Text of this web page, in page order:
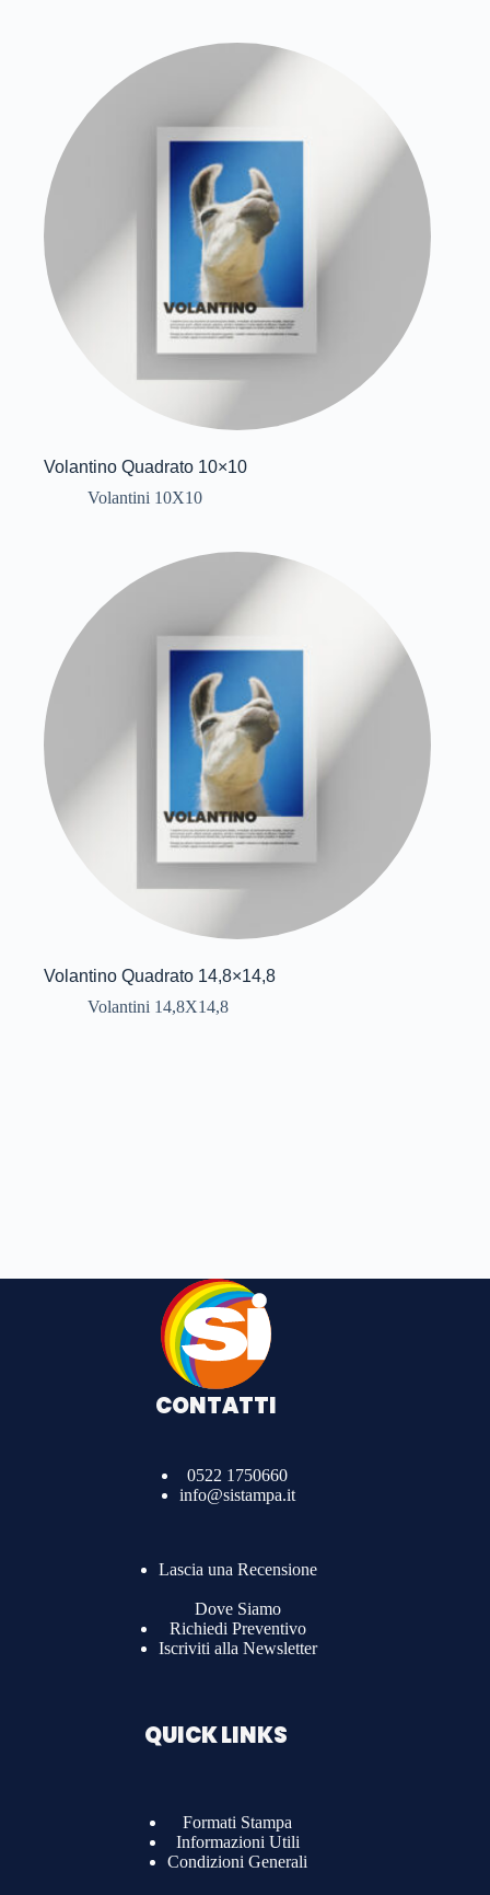
Volantino Quadrato 10×10
Volantini 10X10
Volantino Quadrato 14,8×14,8
Volantini 14,8X14,8
CONTATTI
0522 1750660
info@sistampa.it
Lascia una Recensione
Dove Siamo
Richiedi Preventivo
Iscriviti alla Newsletter
QUICK LINKS
Formati Stampa
Informazioni Utili
Condizioni Generali